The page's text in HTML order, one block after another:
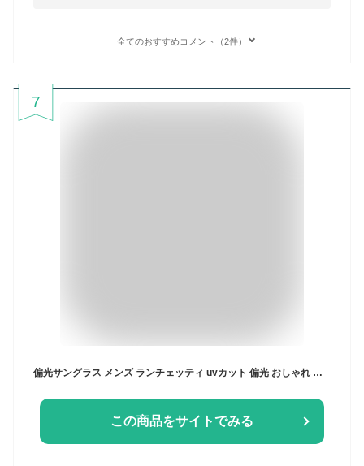
全てのおすすめコメント（2件）
7
偏光サングラス メンズ ランチェッティ uvカット 偏光 おしゃれ ブランド ウェリントン ボストン スクエア ドライブ 車 運転 釣り男性用 プレゼント ギフトsunglasses LC-S104 LC-S105
この商品をサイトでみる